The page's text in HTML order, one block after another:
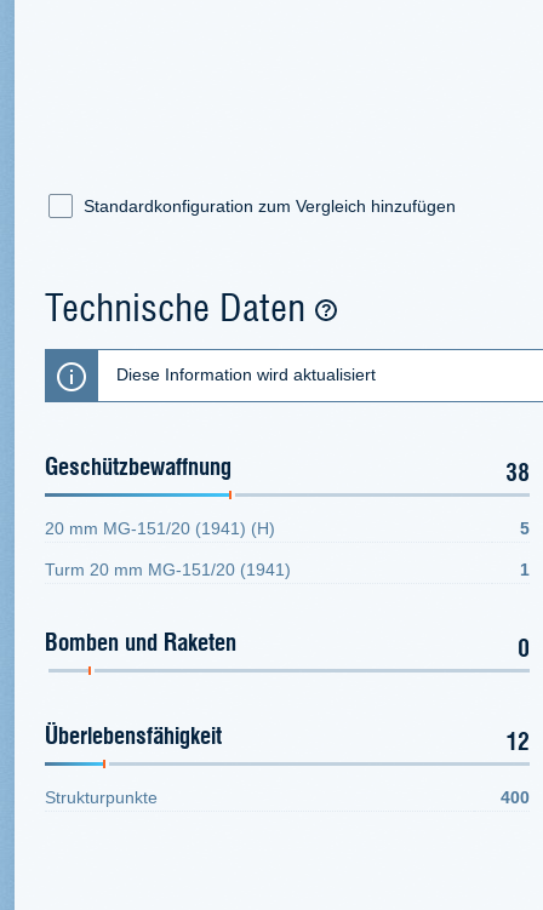
Standardkonfiguration zum Vergleich hinzufügen
Technische Daten
Diese Information wird aktualisiert
Geschützbewaffnung 38
20 mm MG-151/20 (1941) (H) 5
Turm 20 mm MG-151/20 (1941) 1
Bomben und Raketen 0
Überlebensfähigkeit 12
Strukturpunkte 400